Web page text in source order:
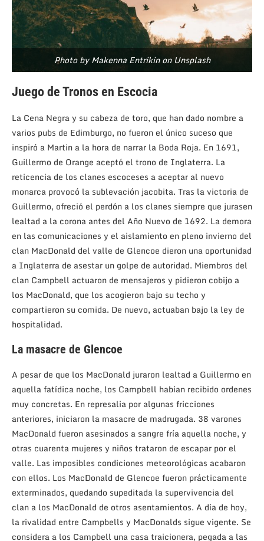
Photo by Makenna Entrikin on Unsplash
Juego de Tronos en Escocia
La Cena Negra y su cabeza de toro, que han dado nombre a
varios pubs de Edimburgo, no fueron el único suceso que
inspiró a Martin a la hora de narrar la Boda Roja. En 1691,
Guillermo de Orange aceptó el trono de Inglaterra. La
reticencia de los clanes escoceses a aceptar al nuevo
monarca provocó la sublevación jacobita. Tras la victoria de
Guillermo, ofreció el perdón a los clanes siempre que jurasen
lealtad a la corona antes del Año Nuevo de 1692. La demora
en las comunicaciones y el aislamiento en pleno invierno del
clan MacDonald del valle de Glencoe dieron una oportunidad
a Inglaterra de asestar un golpe de autoridad. Miembros del
clan Campbell actuaron de mensajeros y pidieron cobijo a
los MacDonald, que los acogieron bajo su techo y
compartieron su comida. De nuevo, actuaban bajo la ley de
hospitalidad.
La masacre de Glencoe
A pesar de que los MacDonald juraron lealtad a Guillermo en
aquella fatídica noche, los Campbell habían recibido ordenes
muy concretas. En represalia por algunas fricciones
anteriores, iniciaron la masacre de madrugada. 38 varones
MacDonald fueron asesinados a sangre fría aquella noche, y
otras cuarenta mujeres y niños trataron de escapar por el
valle. Las imposibles condiciones meteorológicas acabaron
con ellos. Los MacDonald de Glencoe fueron prácticamente
exterminados, quedando supeditada la supervivencia del
clan a los MacDonald de otros asentamientos. A día de hoy,
la rivalidad entre Campbells y MacDonalds sigue vigente. Se
considera a los Campbell una casa traicionera, pegada a las